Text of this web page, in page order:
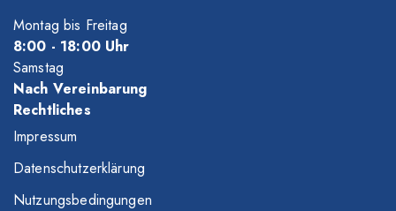
Montag bis Freitag
8:00 - 18:00Uhr
Samstag
Nach Vereinbarung
Rechtliches
Impressum
Datenschutzerklärung
Nutzungsbedingungen